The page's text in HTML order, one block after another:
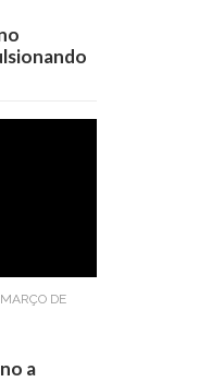
DE
a